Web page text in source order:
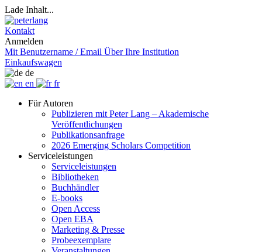
Lade Inhalt...
Kontakt
Anmelden
Mit Benutzername / Email Über Ihre Institution
Einkaufswagen
de
en
fr
Für Autoren
Publizieren mit Peter Lang – Akademische
Veröffentlichungen
Publikationsanfrage
2026 Emerging Scholars Competition
Serviceleistungen
Serviceleistungen
Bibliotheken
Buchhändler
E-books
Open Access
Open EBA
Marketing & Presse
Probeexemplare